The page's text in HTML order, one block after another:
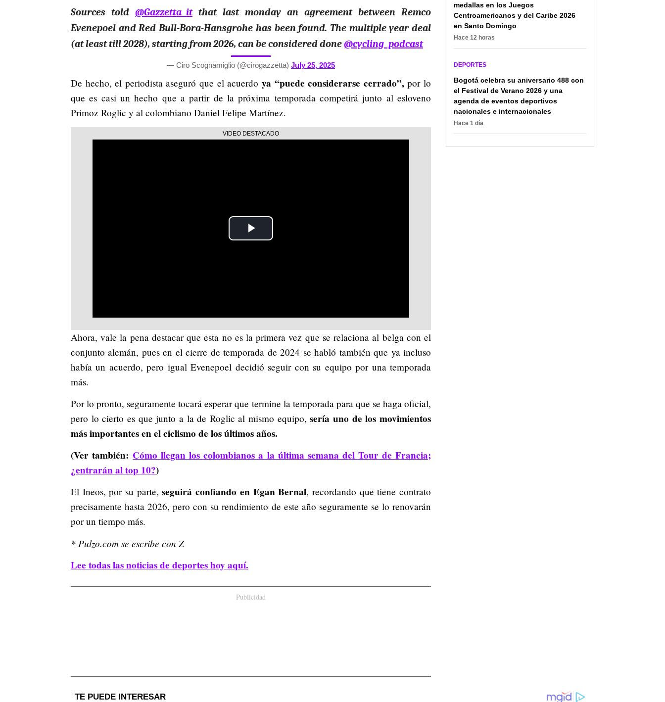
Sources told @Gazzetta_itthat last monday an agreement between Remco
Evenepoel and Red Bull-Bora-Hansgrohe has been found. The multiple year deal
(at least till 2028), starting from 2026, can be considered done@cycling_podcast
— Ciro Scognamiglio (@cirogazzetta) July 25, 2025
De hecho, el periodista aseguró que el acuerdo ya “puede considerarse cerrado”,por lo
que es casi un hecho que a partir de la próxima temporada competirá junto al esloveno
Primoz Roglic y al colombiano Daniel Felipe Martínez.
Play
Ahora, vale la pena destacar que esta no es la primera vez que se relaciona al belga con el
conjunto alemán, pues en el cierre de temporada de 2024 se habló también que ya incluso
había un acuerdo, pero igual Evenepoel decidió seguir con su equipo por una temporada
más.
Por lo pronto, seguramente tocará esperar que termine la temporada para que se haga oficial,
pero lo cierto es que junto a la de Roglic al mismo equipo,sería uno de los movimientos
más importantes en el ciclismo de los últimos años.
(Ver también: Cómo llegan los colombianos a la última semana del Tour de Francia;
¿entrarán al top 10?)
El Ineos, por su parte, seguirá confiando en Egan Bernal, recordando que tiene contrato
precisamente hasta 2026, pero con su rendimiento de este año seguramente se lo renovarán
por un tiempo más.
* Pulzo.com se escribe con Z
Lee todas las noticias de deportes hoy aquí.
Publicidad
medallas en los Juegos
Centroamericanos y del Caribe 2026
en Santo Domingo
Hace 12 horas
DEPORTES
Bogotá celebra su aniversario 488 con
el Festival de Verano 2026 y una
agenda de eventos deportivos
nacionales e internacionales
Hace 1 día